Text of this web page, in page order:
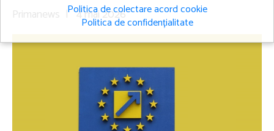
Primanews | 4 mai 2026
Politica de colectare acord cookie
Politica de confidențialitate